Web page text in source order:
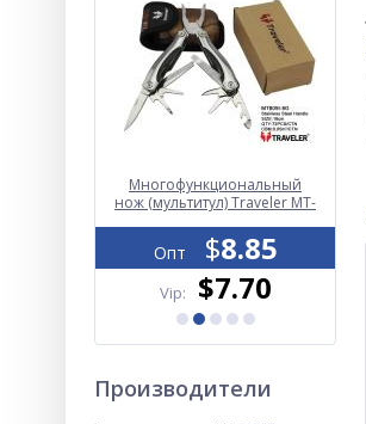
Многофункциональный
нож (мультитул) Traveler MT-
Опт $8.85
Vip: $7.70
Производители